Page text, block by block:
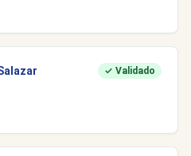
✓ Validado